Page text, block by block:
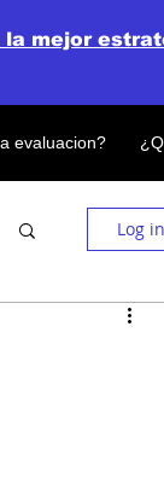
evaluacion?
mejor
Log